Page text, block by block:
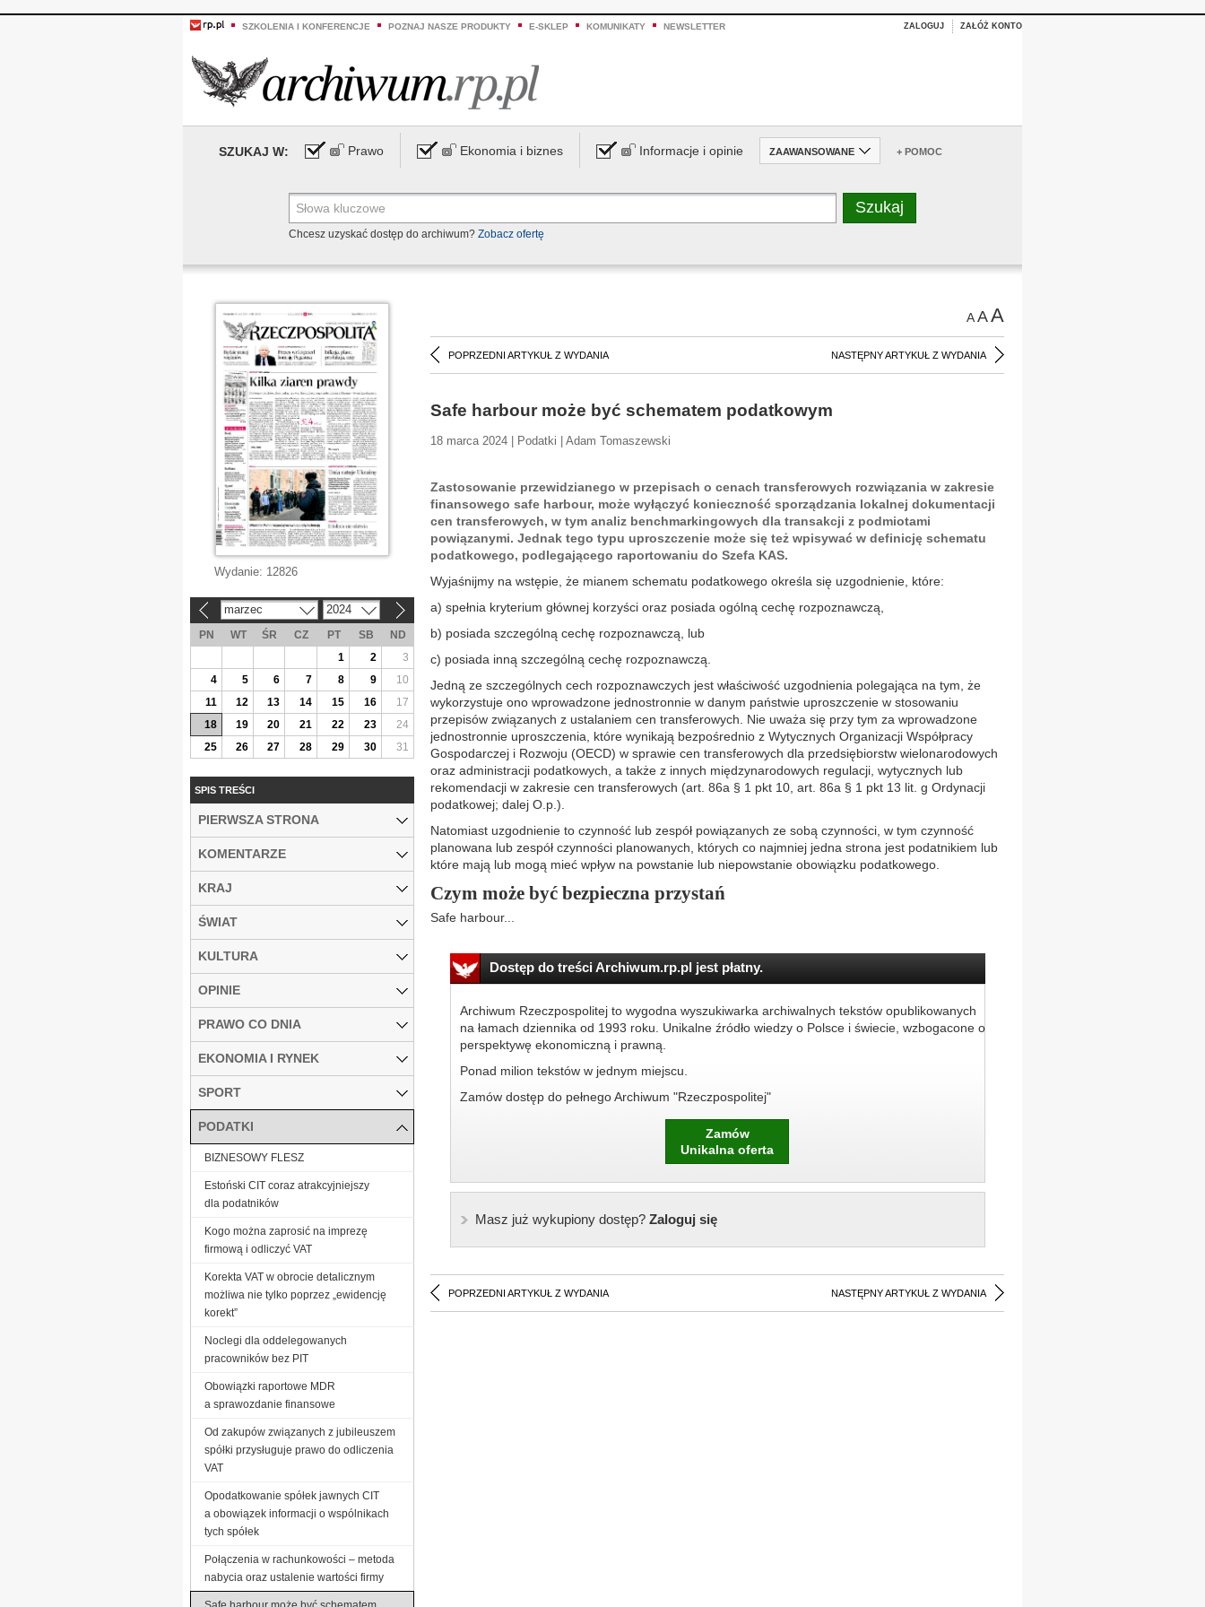
SZKOLENIA I KONFERENCJE POZNAJ NASZE PRODUKTY E-SKLEP KOMUNIKATY NEWSLETTER ZALOGUJ ZAŁÓŻ KONTO
SZUKAJ W: Prawo Ekonomia i biznes Informacje i opinie ZAAWANSOWANE + POMOC
Chcesz uzyskać dostęp do archiwum? Zobacz ofertę
AAA
POPRZEDNI ARTYKUŁ Z WYDANIA NASTĘPNY ARTYKUŁ Z WYDANIA
Safe harbour może być schematem podatkowym
18 marca 2024 | Podatki | Adam Tomaszewski
Zastosowanie przewidzianego w przepisach o cenach transferowych rozwiązania w zakresie
finansowego safe harbour, może wyłączyć konieczność sporządzania lokalnej dokumentacji
cen transferowych, w tym analiz benchmarkingowych dla transakcji z podmiotami
powiązanymi. Jednak tego typu uproszczenie może się też wpisywać w definicję schematu
podatkowego, podlegającego raportowaniu do Szefa KAS.
Wyjaśnijmy na wstępie, że mianem schematu podatkowego określa się uzgodnienie, które:
a) spełnia kryterium głównej korzyści oraz posiada ogólną cechę rozpoznawczą,
b) posiada szczególną cechę rozpoznawczą, lub
c) posiada inną szczególną cechę rozpoznawczą.
Jedną ze szczególnych cech rozpoznawczych jest właściwość uzgodnienia polegająca na tym, że
wykorzystuje ono wprowadzone jednostronnie w danym państwie uproszczenie w stosowaniu
przepisów związanych z ustalaniem cen transferowych. Nie uważa się przy tym za wprowadzone
jednostronnie uproszczenia, które wynikają bezpośrednio z Wytycznych Organizacji Współpracy
Gospodarczej i Rozwoju (OECD) w sprawie cen transferowych dla przedsiębiorstw wielonarodowych
oraz administracji podatkowych, a także z innych międzynarodowych regulacji, wytycznych lub
rekomendacji w zakresie cen transferowych (art. 86a § 1 pkt 10, art. 86a § 1 pkt 13 lit. g Ordynacji
podatkowej; dalej O.p.).
Natomiast uzgodnienie to czynność lub zespół powiązanych ze sobą czynności, w tym czynność
planowana lub zespół czynności planowanych, których co najmniej jedna strona jest podatnikiem lub
które mają lub mogą mieć wpływ na powstanie lub niepowstanie obowiązku podatkowego.
Czym może być bezpieczna przystań
Safe harbour...
Dostęp do treści Archiwum.rp.pl jest płatny.
Archiwum Rzeczpospolitej to wygodna wyszukiwarka archiwalnych tekstów opublikowanych
na łamach dziennika od 1993 roku. Unikalne źródło wiedzy o Polsce i świecie, wzbogacone o
perspektywę ekonomiczną i prawną.
Ponad milion tekstów w jednym miejscu.
Zamów dostęp do pełnego Archiwum "Rzeczpospolitej"
Zamów
Unikalna oferta
Masz już wykupiony dostęp?Zaloguj się
POPRZEDNI ARTYKUŁ Z WYDANIA NASTĘPNY ARTYKUŁ Z WYDANIA
Wydanie: 12826
marzec 2024
PN WT ŚR CZ PT SB
ND
1
2
3
4
5 6 7 8 9
10
11
12 13 14 15 16
17
18
19 20 21 22 23
24
25
26 27 28 29 30 31
SPIS TREŚCI
PIERWSZA STRONA
KOMENTARZE
KRAJ
ŚWIAT
KULTURA
OPINIE
PRAWO CO DNIA
EKONOMIA I RYNEK
SPORT
PODATKI
BIZNESOWY FLESZ
Estoński CIT coraz atrakcyjniejszy
dla podatników
Kogo można zaprosić na imprezę
firmową i odliczyć VAT
Korekta VAT w obrocie detalicznym
możliwa nie tylko poprzez „ewidencję
korekt”
Noclegi dla oddelegowanych
pracowników bez PIT
Obowiązki raportowe MDR
a sprawozdanie finansowe
Od zakupów związanych z jubileuszem
spółki przysługuje prawo do odliczenia
VAT
Opodatkowanie spółek jawnych CIT
a obowiązek informacji o wspólnikach
tych spółek
Połączenia w rachunkowości – metoda
nabycia oraz ustalenie wartości firmy